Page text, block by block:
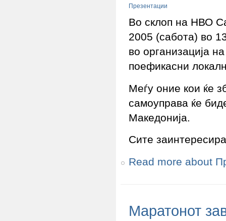
Презентации
Во склоп на НВО
2005 (сабота) во
во организација
поефикасни
Меѓу оние кои ќе
самоуправа ќе
Македонија.
Сите
Read more about
Маратонот